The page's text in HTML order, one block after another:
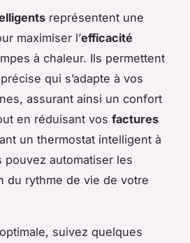
représentent une
maximiser l’efficacité
à chaleur. Ils permettent
qui s’adapte à vos
assurant ainsi un confort
en réduisant vos factures
un thermostat intelligent à
automatiser les
du rythme de vie de votre
suivez quelques